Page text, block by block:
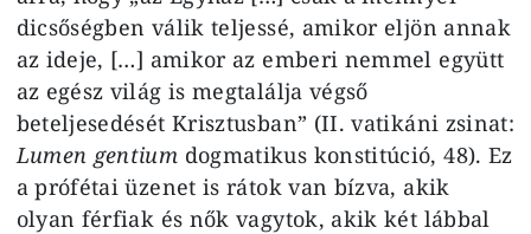
dicsőségben válik teljessé, amikor eljön annak
az ideje, […] amikor az emberi nemmel együtt
az egész világ is megtalálja végső
beteljesedését Krisztusban” (II. vatikáni zsinat:
Lumen gentium dogmatikus konstitúció, 48). Ez
a prófétai üzenet is rátok van bízva, akik
olyan férfiak és nők vagytok, akik két lábbal